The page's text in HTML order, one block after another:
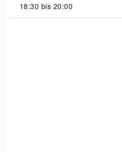
18:30 bis 20:00